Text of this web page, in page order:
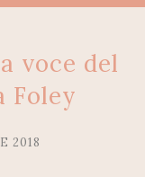
voce del
Foley
2018